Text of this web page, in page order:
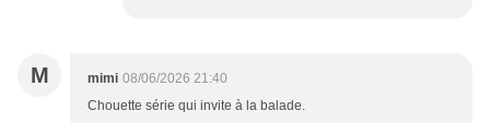
M mimi 08/06/2026 21:40
Chouette série qui invite à la balade.